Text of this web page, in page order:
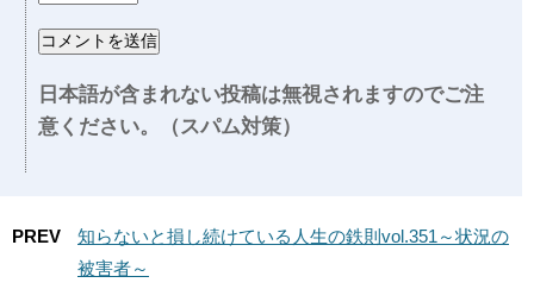
日本語が含まれない投稿は無視されますのでご注
意ください。（スパム対策）
PREV
知らないと損し続けている人生の鉄則vol.351～状況の
被害者～